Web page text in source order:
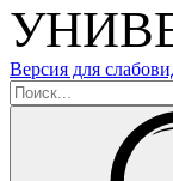
Версия для